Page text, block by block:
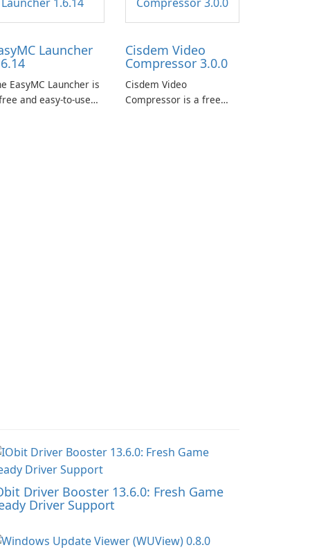
Launcher
EasyMC Launcher is
and easy-to-use
Cisdem Video
Compressor 3.0.0
Cisdem Video
Compressor is a free
Driver Booster 13.6.0: Fresh Game
Driver Support